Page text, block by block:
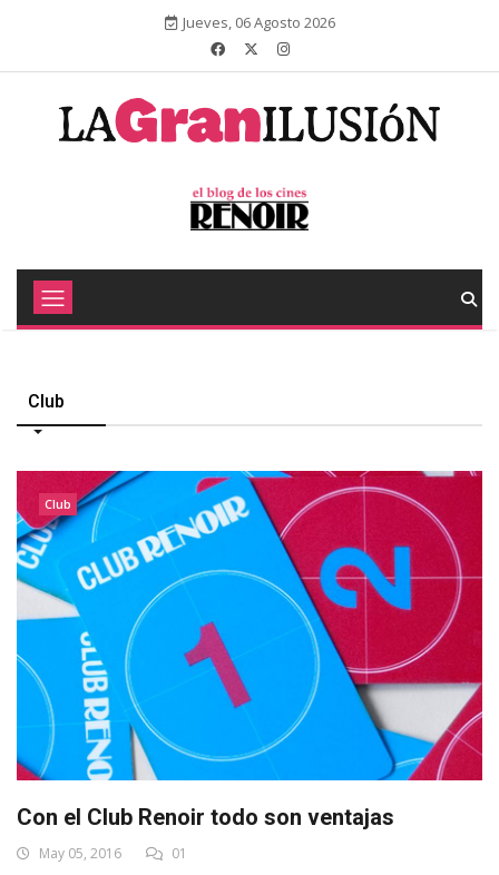
Jueves, 06 Agosto 2026
Club
Club
Con el Club Renoir todo son ventajas
May 05, 2016 01